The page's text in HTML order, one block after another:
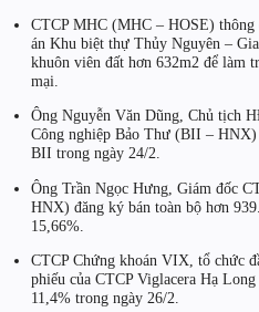
CTCP MHC (MHC – HOSE) thông
án Khu biệt thự Thủy Nguyên –
khuôn viên đất hơn 632m2 để làm
mại.
Ông Nguyễn Văn Dũng, Chủ tịch
Công nghiệp Bảo Thư (BII – HNX)
BII trong ngày 24/2.
Ông Trần Ngọc Hưng, Giám đốc
HNX) đăng ký bán toàn bộ hơn
15,66%.
CTCP Chứng khoán VIX, tổ chức
phiếu của CTCP Viglacera Hạ
11,4% trong ngày 26/2.